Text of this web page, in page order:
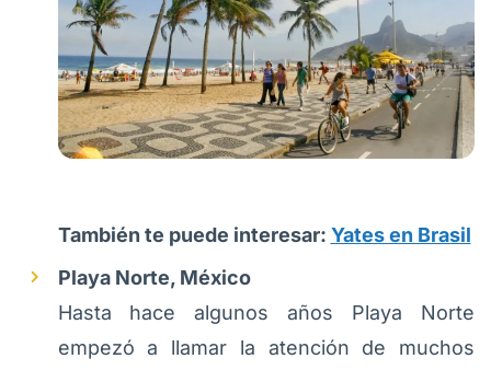
También te puede interesar: Yates en Brasil
Playa Norte, México
Hasta hace algunos años Playa Norte
empezó a llamar la atención de muchos